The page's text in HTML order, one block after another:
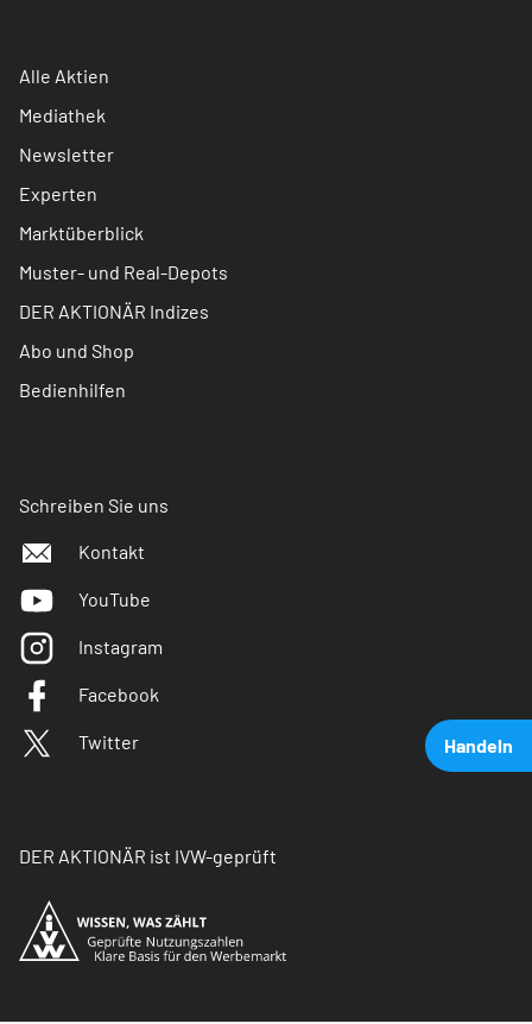
Handeln
Alle Aktien
Mediathek
Newsletter
Experten
Marktüberblick
Muster- und Real-Depots
DER AKTIONÄR Indizes
Abo und Shop
Bedienhilfen
Schreiben Sie uns
Kontakt
YouTube
Instagram
Facebook
Twitter
DER AKTIONÄR ist IVW-geprüft